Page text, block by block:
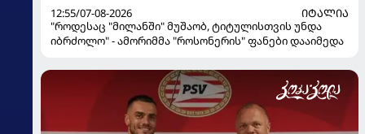
12:55/07-08-2026
ᲘᲢᲐᲚᲘᲐ
"როდესაც "მილანში" მუშაობ, ტიტულისთვის უნდა
იბრძოლო" - ამორიმმა "როსონერის" ფანები დააიმედა